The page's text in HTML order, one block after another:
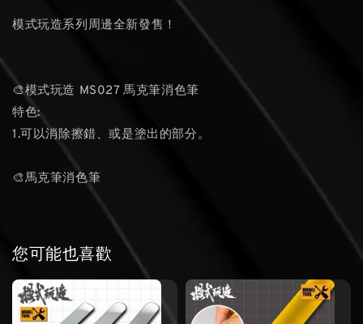
模式玩造系列周邊全新發售！
🎨模式玩造 MS027 馬克筆消色筆
特色:
1.可以消除擦錯、或是塗出的部分。
🎨馬克筆消色筆
您可能也喜歡